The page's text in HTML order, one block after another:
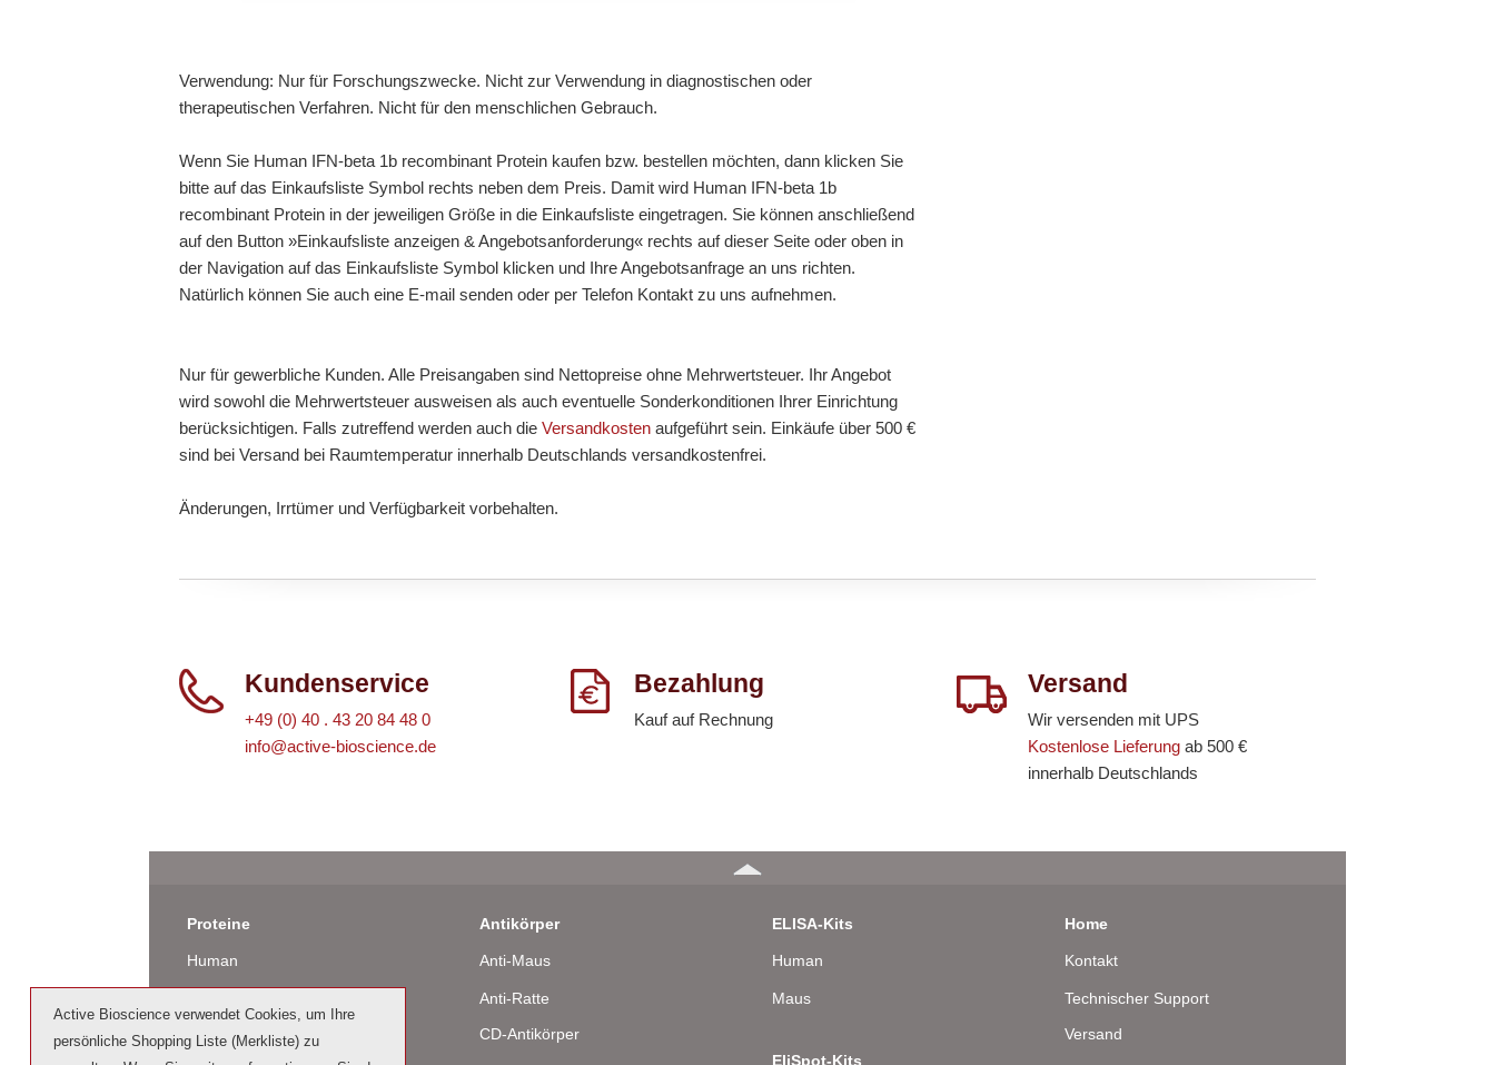
Verwendung: Nur für Forschungszwecke. Nicht zur Verwendung in diagnostischen oder
therapeutischen Verfahren. Nicht für den menschlichen Gebrauch.
Wenn Sie Human IFN-beta 1b recombinant Protein kaufen bzw. bestellen möchten, dann klicken Sie
bitte auf das Einkaufsliste Symbol rechts neben dem Preis. Damit wird Human IFN-beta 1b
recombinant Protein in der jeweiligen Größe in die Einkaufsliste eingetragen. Sie können anschließend
auf den Button »Einkaufsliste anzeigen & Angebotsanforderung« rechts auf dieser Seite oder oben in
der Navigation auf das Einkaufsliste Symbol klicken und Ihre Angebotsanfrage an uns richten.
Natürlich können Sie auch eine E-mail senden oder per Telefon Kontakt zu uns aufnehmen.
Nur für gewerbliche Kunden. Alle Preisangaben sind Nettopreise ohne Mehrwertsteuer. Ihr Angebot
wird sowohl die Mehrwertsteuer ausweisen als auch eventuelle Sonderkonditionen Ihrer Einrichtung
berücksichtigen. Falls zutreffend werden auch dieVersandkosten aufgeführt sein. Einkäufe über 500 €
sind bei Versand bei Raumtemperatur innerhalb Deutschlands versandkostenfrei.
Änderungen, Irrtümer und Verfügbarkeit vorbehalten.
Kundenservice
+49 (0) 40 . 43 20 84 48 0
info@active-bioscience.de
Bezahlung
Kauf auf Rechnung
Versand
Wir versenden mit UPS
Kostenlose Lieferung ab 500 €
innerhalb Deutschlands
Proteine
Human
Ratte
Antikörper
Anti-Maus
Anti-Ratte
CD-Antikörper
ELISA-Kits
Human
Maus
Home
Kontakt
Technischer Support
Versand
Active Bioscience verwendet Cookies, um Ihre
persönliche Shopping Liste (Merkliste) zu